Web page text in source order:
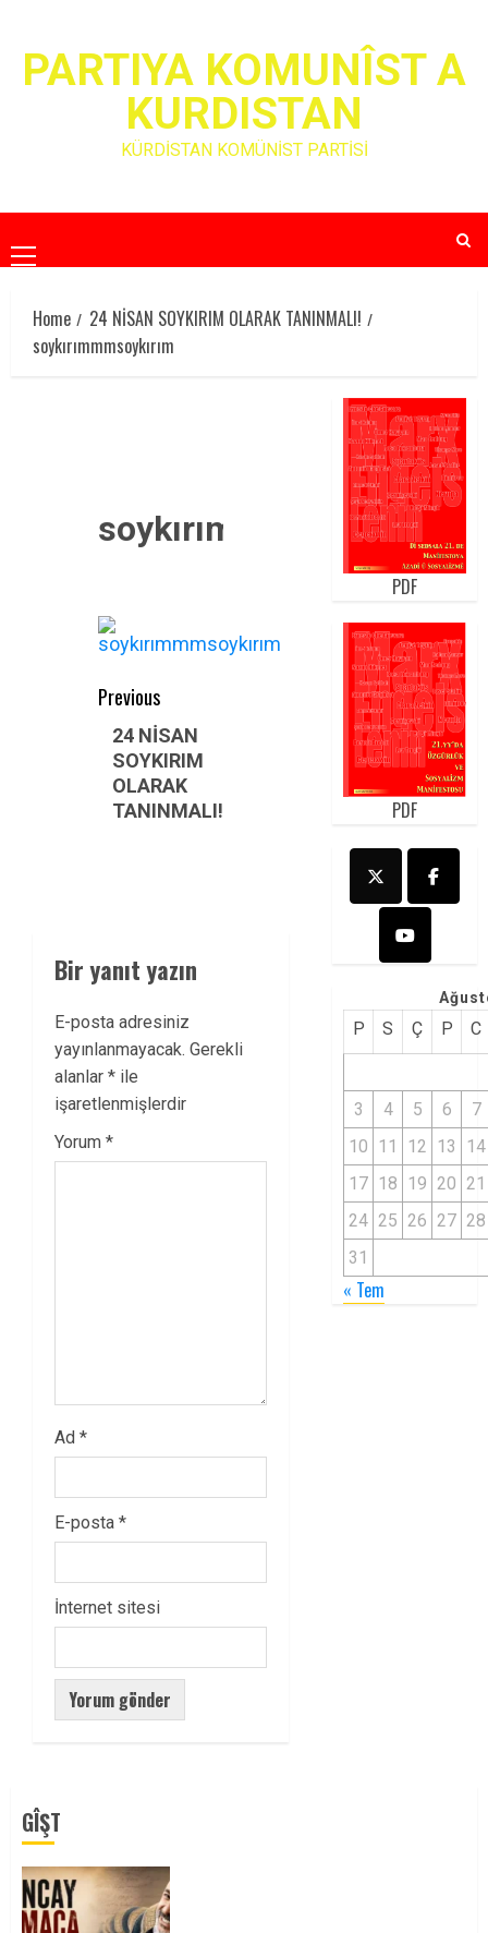
contentPARTIYA KOMUNÎST A
KURDISTAN
KÜRDİSTAN KOMÜNİST PARTİSİ
Primary
Menu
Home
24 NİSAN SOYKIRIM OLARAK TANINMALI!
soykırımmmsoykırım
soykırımmmsoykırım
Post
navigation
Previous
Previous
post:
24 NİSAN
SOYKIRIM
OLARAK
TANINMALI!
Bir yanıt yazın
E-posta adresiniz
yayınlanmayacak. Gerekli
alanlar * ile
işaretlenmişlerdir
Yorum *
Ad *
E-posta *
İnternet sitesi
PDF
PDF
P S Ç P C
3 4 5 6
7
10 11 12 13
14
17 18 19 20 21
24 25 26 27 28
31
« Tem
GÎŞT